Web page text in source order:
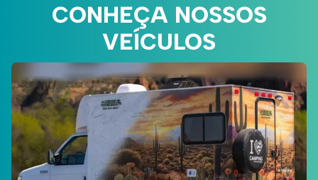
CONHEÇA NOSSOS
VEÍCULOS